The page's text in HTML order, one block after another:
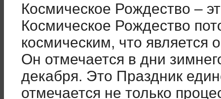
Космическое Рождество –
Космическое Рождество
космическим, что
Он отмечается в дни
декабря. Это Праздник
отмечается не только